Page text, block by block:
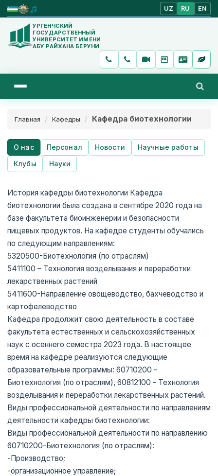
UZ RU EN
УРГЕНЧСКИЙ
ГОСУДАРСТВЕННЫЙ
УНИВЕРСИТЕТ ИМЕНИ
АБУ РАЙХАНА БЕРУНИ
Главная Кафедры Кафедра биотехнологии
О нас Персонал Новости
Научные работы
Клубы
Науки
История кафедры биотехнологии Кафедра
биотехнологии была создана в сентябре 2020 года на
базе факультета биоинженерии и безопасности
пищевых продуктов. На кафедре студенты обучались
по следующим направлениям:
5320500-Биотехнология (по отраслям)
5411100 – Технология возделывания и переработки
лекарственных растений
5411600-Направление овощеводство, бахчеводство и
картофелеводство
Кафедра продолжит свою деятельность в составе
факультета естественных и сельскохозяйственных
наук с осеннего семестра 2023 года. В настоящее
время на кафедре реализуются следующие
образовательные программы: 60710200 -
Биотехнология (по отраслям), 60812100 - Технология
возделывания и переработки лекарственных растений.
Виды профессиональной деятельности по направлениям
деятельности кафедры биотехнологии:
Виды профессиональной деятельности по направлению
60710200-Биотехнология (по отраслям):
-Производство;
-организационное управление;